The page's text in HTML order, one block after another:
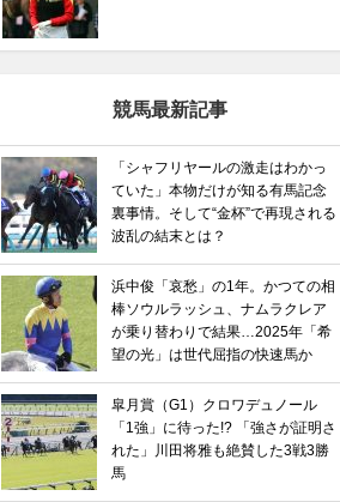
競馬最新記事
「シャフリヤールの激走はわかっ
ていた」本物だけが知る有馬記念
裏事情。そして“金杯”で再現される
波乱の結末とは？
浜中俊「哀愁」の1年。かつての相
棒ソウルラッシュ、ナムラクレア
が乗り替わりで結果…2025年「希
望の光」は世代屈指の快速馬か
皐月賞（G1）クロワデュノール
「1強」に待った!? 「強さが証明さ
れた」川田将雅も絶賛した3戦3勝
馬